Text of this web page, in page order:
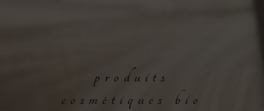
produits
cosmétiques bio